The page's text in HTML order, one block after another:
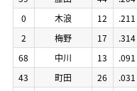
59
藤田 44 .204
0
木浪 12 .211
2
梅野 17 .314
68
中川 13 .091
43
町田 26 .031
59
藤田 44 .204
0
木浪 12 .211
2
梅野 17 .314
68
中川 13 .091
43
町田 26 .031
0
木浪 12 .211
2
梅野 17 .314
68
中川 13 .091
43
町田 26 .031
0
木浪 12 .211
2
梅野 17 .314
68
中川 13 .091
43
町田 26 .031